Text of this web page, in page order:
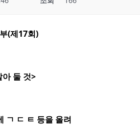
부(제17회)
둘 것>
ㄱ ㄷ ㅌ 등을 올려